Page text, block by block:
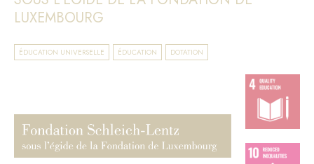
LUXEMBOURG
ÉDUCATION UNIVERSELLE ÉDUCATION DOTATION